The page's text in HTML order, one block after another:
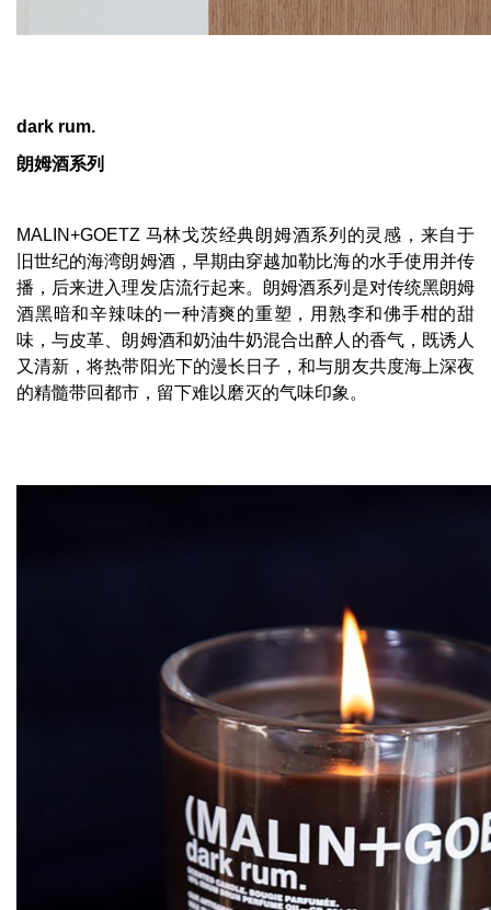
dark rum.
朗姆酒系列
MALIN+GOETZ 马林戈茨经典朗姆酒系列的灵感，来自于
旧世纪的海湾朗姆酒，早期由穿越加勒比海的水手使用并传
播，后来进入理发店流行起来。朗姆酒系列是对传统黑朗姆
酒黑暗和辛辣味的一种清爽的重塑，用熟李和佛手柑的甜
味，与皮革、朗姆酒和奶油牛奶混合出醉人的香气，既诱人
又清新，将热带阳光下的漫长日子，和与朋友共度海上深夜
的精髓带回都市，留下难以磨灭的气味印象。